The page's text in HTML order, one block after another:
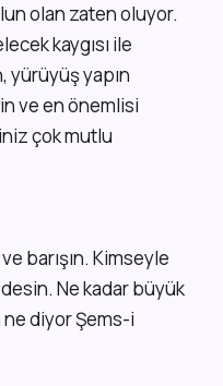
olan zaten oluyor.
kaygısı ile
yürüyüş yapın
ve en önemlisi
çok mutlu
barışın. Kimseyle
Ne kadar büyük
ne diyor Şems-i